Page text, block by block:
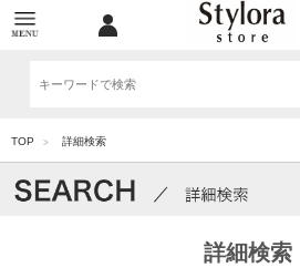
TOP > 詳細検索
詳細検索